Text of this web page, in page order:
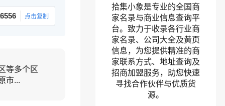
点击复制
等多个区
市...
拾集小象是专业的全国商
家名录与商业信息查询平
台。致力于收录各行业商
家名录、公司大全及黄页
信息，为您提供精准的商
家联系方式、地址查询及
招商加盟服务，助您快速
寻找合作伙伴与优质货
源。